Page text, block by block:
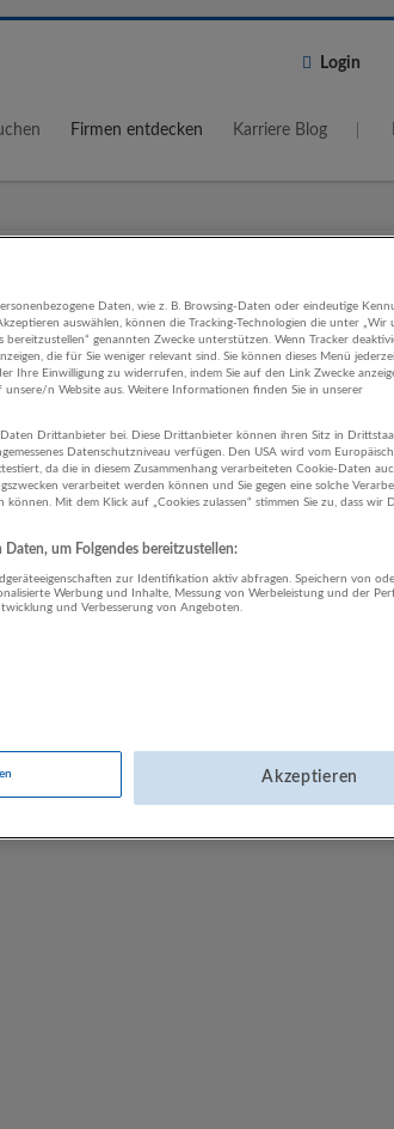
Login
Firmen entdecken Karriere Blog
5 km
Büro
Unternehmen
Rechtsanwälte
Daten, wie z. B. Browsing-Daten oder eindeutige
auswählen, können die Tracking-Technologien die unter „Wir
bereitzustellen“ genannten Zwecke unterstützen. Wenn Tracker
die für Sie weniger relevant sind. Sie können dieses Menü
Ihre Einwilligung zu widerrufen, indem Sie auf den Link Zwecke
unsere/n Website aus. Weitere Informationen finden Sie in unserer
Drittanbieter bei. Diese Drittanbieter können ihren Sitz in
Datenschutzniveau verfügen. Den USA wird vom
da die in diesem Zusammenhang verarbeiteten Cookie-Daten
verarbeitet werden können und Sie gegen eine solche
können. Mit dem Klick auf „Cookies zulassen“ stimmen Sie zu, dass wir
um Folgendes bereitzustellen:
zur Identifikation aktiv abfragen. Speichern von
Werbung und Inhalte, Messung von Werbeleistung und der
und Verbesserung von Angeboten.
Akzeptieren